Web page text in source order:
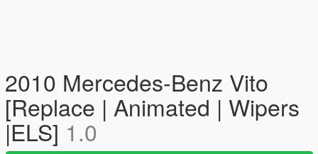
2010 Mercedes-Benz Vito
[Replace | Animated | Wipers
|ELS] 1.0